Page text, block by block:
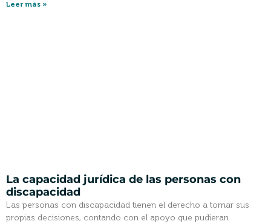
Leer más »
La capacidad jurídica de las personas con
discapacidad
Las personas con discapacidad tienen el derecho a tomar sus
propias decisiones, contando con el apoyo que pudieran